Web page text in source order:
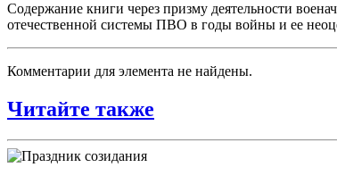
Содержание книги через призму деятельности
отечественной системы ПВО в годы войны и ее
Комментарии для элемента не найдены.
Читайте также